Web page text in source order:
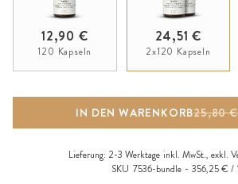
12,90 €
120 Kapseln
24,51 €
2x120 Kapseln
IN DEN WARENKORB25,80 €
Lieferung: 2-3 Werktage inkl. MwSt., exkl.
SKU 7536-bundle 356,25 € /